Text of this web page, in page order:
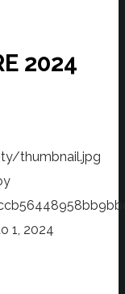
2024
thumbnail.jpg
1, 2024